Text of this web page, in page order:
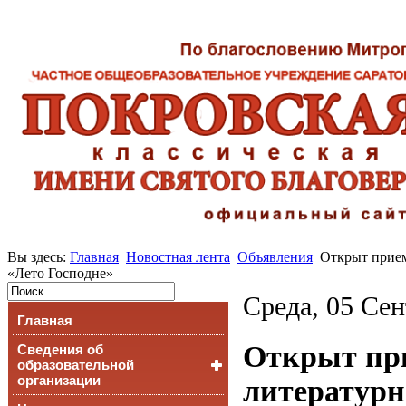
Вы здесь: Главная Новостная лента Объявления Открыт
«Лето Господне»
Главная
Сведения об
образовательной
организации
Среда, 05
Открыт